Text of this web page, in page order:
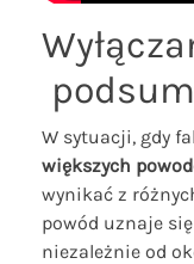
W sytuacji, gdy
większych
wynikać z
powód uznaje
niezależnie od